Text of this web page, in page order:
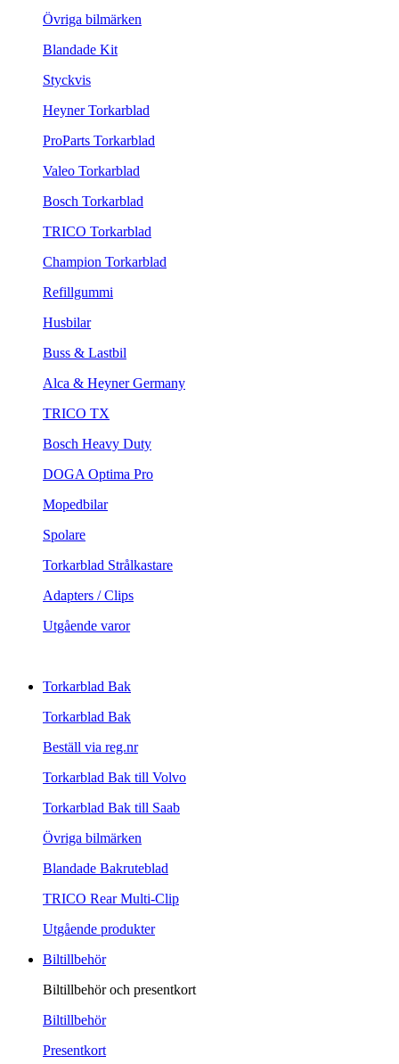
Övriga bilmärken
Blandade Kit
Styckvis
Heyner Torkarblad
ProParts Torkarblad
Valeo Torkarblad
Bosch Torkarblad
TRICO Torkarblad
Champion Torkarblad
Refillgummi
Husbilar
Buss & Lastbil
Alca & Heyner Germany
TRICO TX
Bosch Heavy Duty
DOGA Optima Pro
Mopedbilar
Spolare
Torkarblad Strålkastare
Adapters / Clips
Utgående varor
Torkarblad Bak
Torkarblad Bak
Beställ via reg.nr
Torkarblad Bak till Volvo
Torkarblad Bak till Saab
Övriga bilmärken
Blandade Bakruteblad
TRICO Rear Multi-Clip
Utgående produkter
Biltillbehör
Biltillbehör och presentkort
Biltillbehör
Presentkort